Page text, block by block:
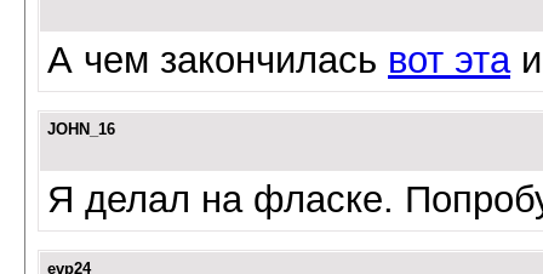
А чем закончилась вот эта
JOHN_16
Я делал на фласке.
evp24